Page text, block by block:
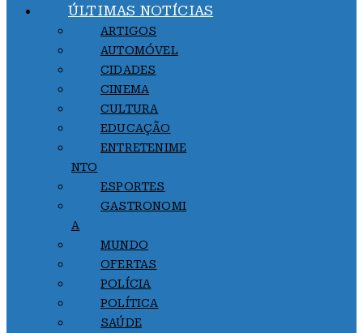
ÚLTIMAS NOTÍCIAS
ARTIGOS
AUTOMÓVEL
CIDADES
CINEMA
CULTURA
EDUCAÇÃO
ENTRETENIME
NTO
ESPORTES
GASTRONOMI
A
MUNDO
OFERTAS
POLÍCIA
POLÍTICA
SAÚDE